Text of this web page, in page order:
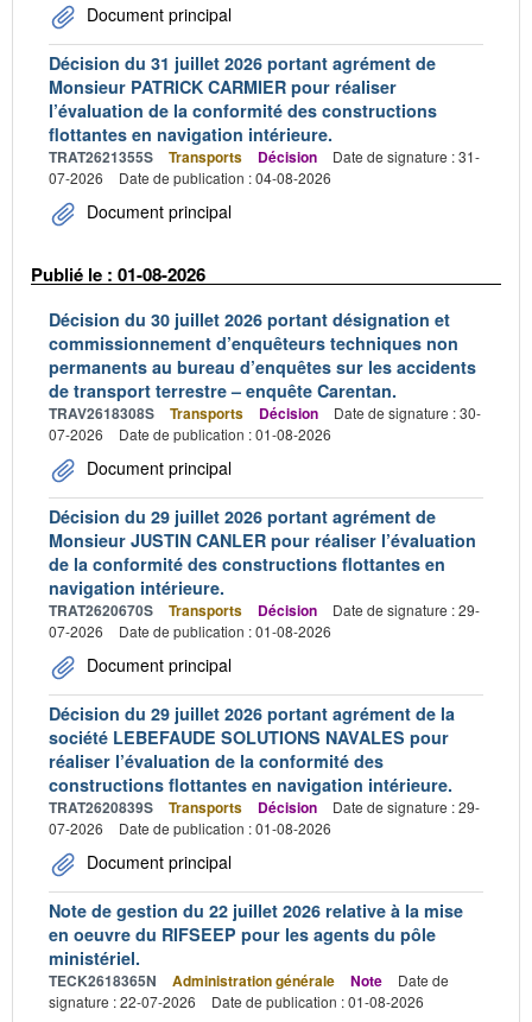
Document principal
Décision du 31 juillet 2026 portant agrément de
Monsieur PATRICK CARMIER pour réaliser
l’évaluation de la conformité des constructions
flottantes en navigation intérieure.
TRAT2621355S Transports Décision
Date de signature : 31-
07-2026
Date de publication : 04-08-2026
Document principal
Publié le : 01-08-2026
Décision du 30 juillet 2026 portant désignation et
commissionnement d’enquêteurs techniques non
permanents au bureau d’enquêtes sur les accidents
de transport terrestre – enquête Carentan.
TRAV2618308S Transports Décision
Date de signature : 30-
07-2026
Date de publication : 01-08-2026
Document principal
Décision du 29 juillet 2026 portant agrément de
Monsieur JUSTIN CANLER pour réaliser l’évaluation
de la conformité des constructions flottantes en
navigation intérieure.
TRAT2620670S Transports Décision
Date de signature : 29-
07-2026
Date de publication : 01-08-2026
Document principal
Décision du 29 juillet 2026 portant agrément de la
société LEBEFAUDE SOLUTIONS NAVALES pour
réaliser l’évaluation de la conformité des
constructions flottantes en navigation intérieure.
TRAT2620839S Transports Décision
Date de signature : 29-
07-2026
Date de publication : 01-08-2026
Document principal
Note de gestion du 22 juillet 2026 relative à la mise
en oeuvre du RIFSEEP pour les agents du pôle
ministériel.
TECK2618365N Administration générale Note
Date de
signature : 22-07-2026
Date de publication : 01-08-2026